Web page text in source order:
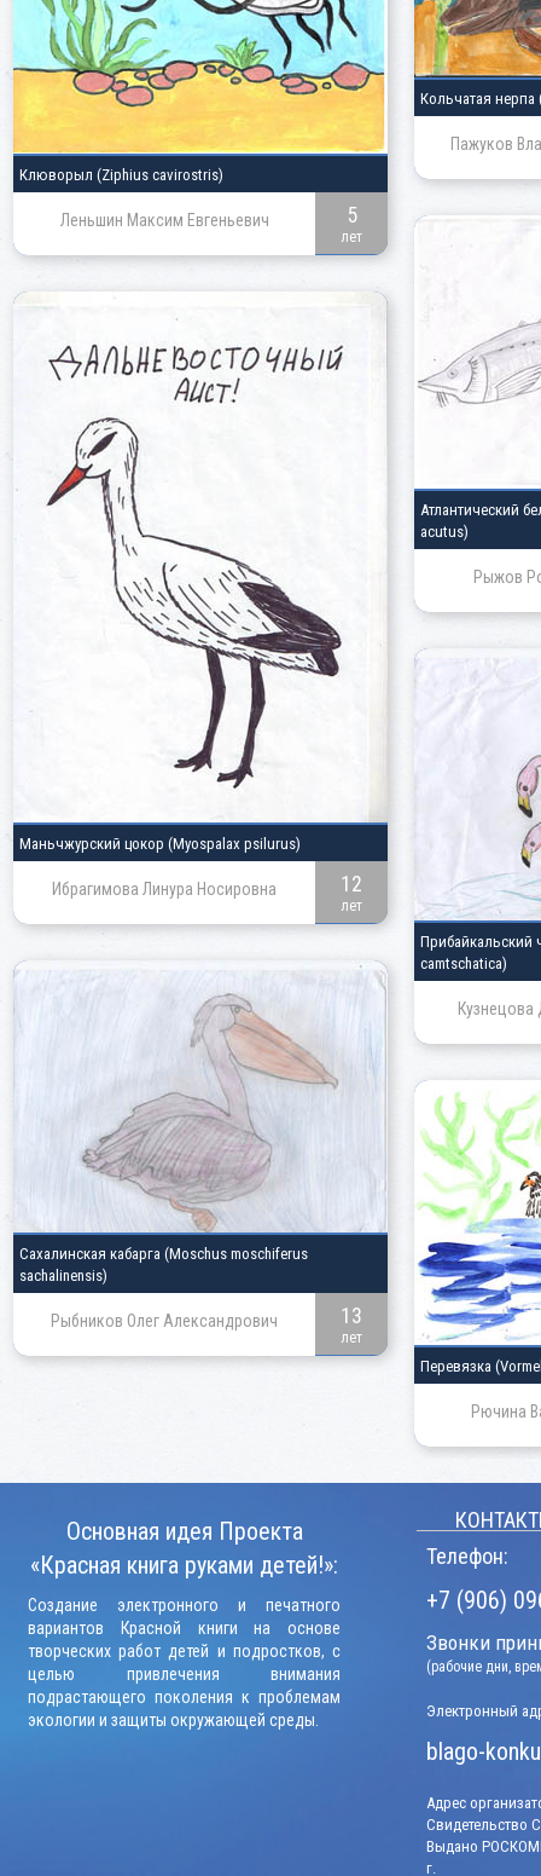
Клюворыл (Ziphius cavirostris)
Леньшин Максим Евгеньевич 5
лет
Кольчатая нерпа
Пажуков
Атлантический
acutus)
Рыжов
Маньчжурский цокор (Myospalax psilurus)
Ибрагимова Линура Носировна 12
лет
camtschatica)
Сахалинская кабарга (Moschus moschiferus
sachalinensis)
Рыбников Олег Александрович 13
лет
Перевязка
Рючина
Основная идея Проекта
«Красная книга руками детей!»:
Создание электронного и печатного
вариантов Красной книги на основе
творческих работ детей и подростков, с
целью привлечения внимания
подрастающего поколения к проблемам
экологии и защиты окружающей среды.
Телефон:
+7 (906)
Звонки
(рабочие дни,
Электронный
blago-
Адрес
Свидетельство
Выдано
г.